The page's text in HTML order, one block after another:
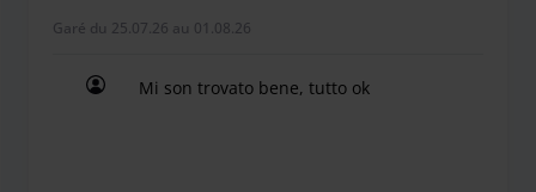
Garé du 25.07.26 au 01.08.26
Mi son trovato bene, tutto ok